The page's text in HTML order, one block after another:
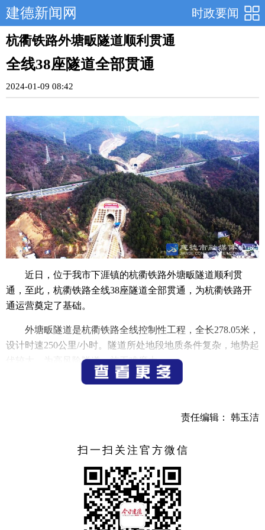
时政要闻
建德新闻网
杭衢铁路外塘畈隧道顺利贯通
全线38座隧道全部贯通
2024-01-09 08:42
近日，位于我市下涯镇的杭衢铁路外塘畈隧道顺利贯
通，至此，杭衢铁路全线38座隧道全部贯通，为杭衢铁路开
通运营奠定了基础。
外塘畈隧道是杭衢铁路全线控制性工程，全长278.05米，
设计时速250公里/小时。隧道所处地段地质条件复杂，地势起
伏较大，为高风险隧道，施工难度大。
为保证施工的安全与质量，参建单位多次组织全国勘察
新景高速公路施工期专项交通组织方案等，克服了隧道施工
期、安全、质量要求，实现了外塘畈隧道顺利贯通。
中铁四院杭衢铁路总承包项目部副总工程师张建表示，
外塘畈隧道下穿杭新景高速公路段长80米，埋深隧道顶到路
面只有5米，施工难度非常大，整个隧道建设用了三年时间。
它的贯通意味着站前工程的难点基本解决，并为整条线路通
责任编辑： 韩玉洁
扫一扫关注官方微信